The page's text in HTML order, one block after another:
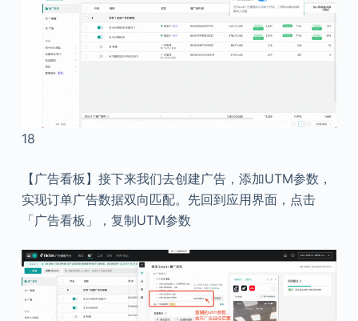
18
【广告看板】接下来我们去创建广告，添加UTM参数，
实现订单广告数据双向匹配。先回到应用界面，点击
「广告看板」，复制UTM参数